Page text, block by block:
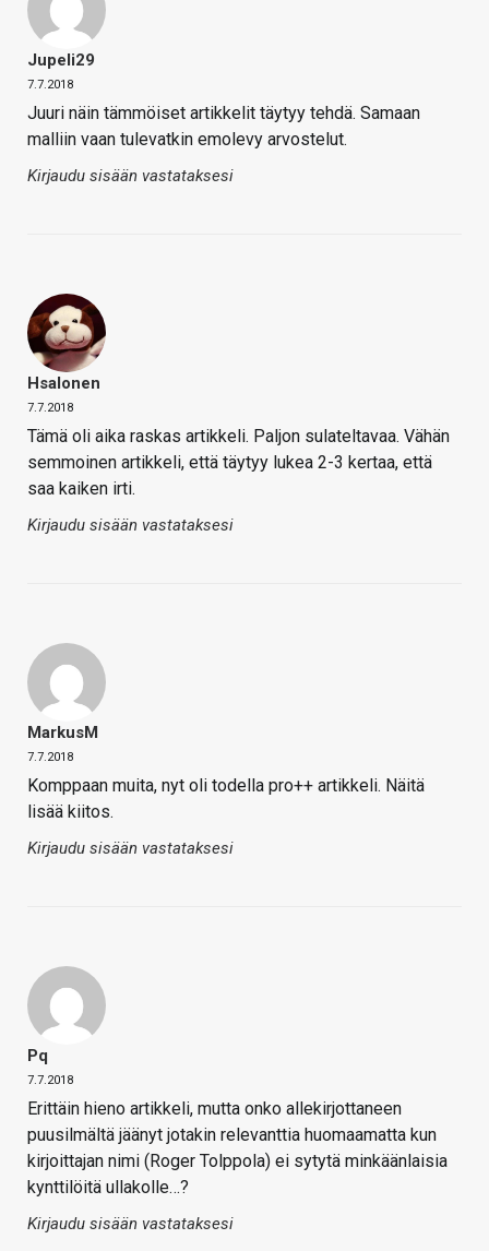
Jupeli29
7.7.2018
Juuri näin tämmöiset artikkelit täytyy tehdä. Samaan
malliin vaan tulevatkin emolevy arvostelut.
Kirjaudu sisään vastataksesi
Hsalonen
7.7.2018
Tämä oli aika raskas artikkeli. Paljon sulateltavaa. Vähän
semmoinen artikkeli, että täytyy lukea 2-3 kertaa, että
saa kaiken irti.
Kirjaudu sisään vastataksesi
MarkusM
7.7.2018
Komppaan muita, nyt oli todella pro++ artikkeli. Näitä
lisää kiitos.
Kirjaudu sisään vastataksesi
Pq
7.7.2018
Erittäin hieno artikkeli, mutta onko allekirjottaneen
puusilmältä jäänyt jotakin relevanttia huomaamatta kun
kirjoittajan nimi (Roger Tolppola) ei sytytä minkäänlaisia
kynttilöitä ullakolle…?
Kirjaudu sisään vastataksesi